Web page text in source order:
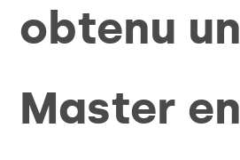
obtenu un
Master en